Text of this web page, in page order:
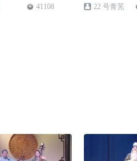
41108
是哪里出错了
22 号青芜